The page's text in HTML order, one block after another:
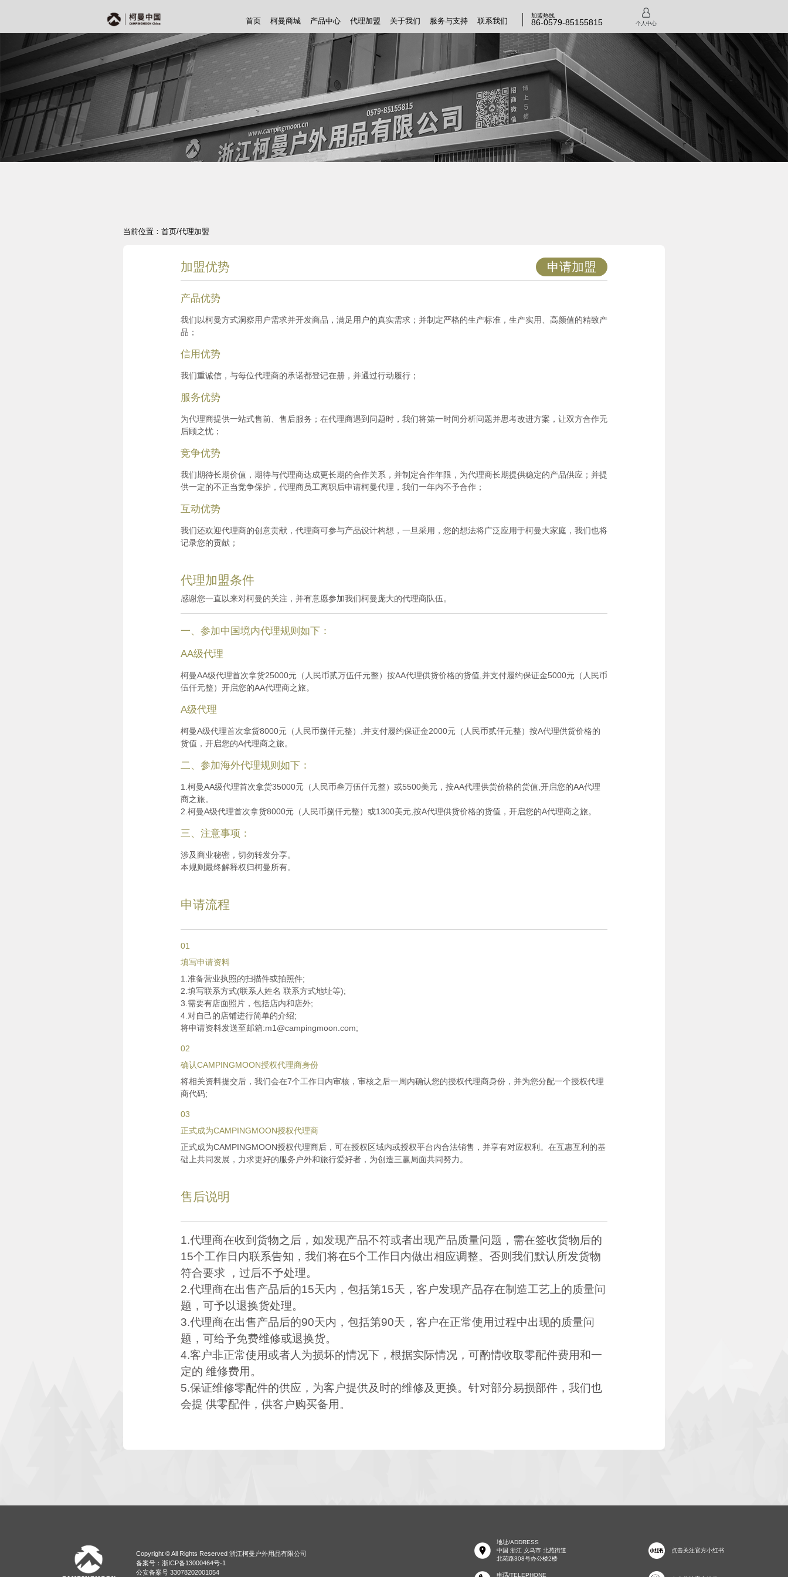
首页 柯曼商城 产品中心 代理加盟 关于我们 服务与支持 联系我们
加盟热线
86-0579-85155815 个人中心
当前位置：首页/代理加盟
加盟优势 申请加盟
产品优势
我们以柯曼方式洞察用户需求并开发商品，满足用户的真实需求；并制定严格的生产标准，生产实用、高颜值的精致产
品；
信用优势
我们重诚信，与每位代理商的承诺都登记在册，并通过行动履行；
服务优势
为代理商提供一站式售前、售后服务；在代理商遇到问题时，我们将第一时间分析问题并思考改进方案，让双方合作无
后顾之忧；
竞争优势
我们期待长期价值，期待与代理商达成更长期的合作关系，并制定合作年限，为代理商长期提供稳定的产品供应；并提
供一定的不正当竞争保护，代理商员工离职后申请柯曼代理，我们一年内不予合作；
互动优势
我们还欢迎代理商的创意贡献，代理商可参与产品设计构想，一旦采用，您的想法将广泛应用于柯曼大家庭，我们也将
记录您的贡献；
代理加盟条件
感谢您一直以来对柯曼的关注，并有意愿参加我们柯曼庞大的代理商队伍。
一、参加中国境内代理规则如下：
AA级代理
柯曼AA级代理首次拿货25000元（人民币贰万伍仟元整）按AA代理供货价格的货值,并支付履约保证金5000元（人民币
伍仟元整）开启您的AA代理商之旅。
A级代理
柯曼A级代理首次拿货8000元（人民币捌仟元整）,并支付履约保证金2000元（人民币贰仟元整）按A代理供货价格的
货值，开启您的A代理商之旅。
二、参加海外代理规则如下：
1.柯曼AA级代理首次拿货35000元（人民币叁万伍仟元整）或5500美元，按AA代理供货价格的货值,开启您的AA代理
商之旅。
2.柯曼A级代理首次拿货8000元（人民币捌仟元整）或1300美元,按A代理供货价格的货值，开启您的A代理商之旅。
三、注意事项：
涉及商业秘密，切勿转发分享。
本规则最终解释权归柯曼所有。
申请流程
01
填写申请资料
1.准备营业执照的扫描件或拍照件;
2.填写联系方式(联系人姓名 联系方式地址等);
3.需要有店面照片，包括店内和店外;
4.对自己的店铺进行简单的介绍;
将申请资料发送至邮箱:m1@campingmoon.com;
02
确认CAMPINGMOON授权代理商身份
将相关资料提交后，我们会在7个工作日内审核，审核之后一周内确认您的授权代理商身份，并为您分配一个授权代理
商代码;
03
正式成为CAMPINGMOON授权代理商
正式成为CAMPINGMOON授权代理商后，可在授权区域内或授权平台内合法销售，并享有对应权利。在互惠互利的基
础上共同发展，力求更好的服务户外和旅行爱好者，为创造三赢局面共同努力。
售后说明
1.代理商在收到货物之后，如发现产品不符或者出现产品质量问题，需在签收货物后的
15个工作日内联系告知，我们将在5个工作日内做出相应调整。否则我们默认所发货物
符合要求 ，过后不予处理。
2.代理商在出售产品后的15天内，包括第15天，客户发现产品存在制造工艺上的质量问
题，可予以退换货处理。
3.代理商在出售产品后的90天内，包括第90天，客户在正常使用过程中出现的质量问
题，可给予免费维修或退换货。
4.客户非正常使用或者人为损坏的情况下，根据实际情况，可酌情收取零配件费用和一
定的 维修费用。
5.保证维修零配件的供应，为客户提供及时的维修及更换。针对部分易损部件，我们也
会提 供零配件，供客户购买备用。
Copyright © All Rights Reserved 浙江柯曼户外用品有限公司
备案号：浙ICP备13000464号-1
公安备案号 33078202001054
地址/ADDRESS
中国 浙江 义乌市 北苑街道
北苑路308号办公楼2楼
点击关注官方小红书
电话/TELEPHONE